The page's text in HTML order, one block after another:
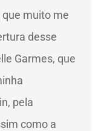
que muito me
desse
Garmes, que
pela
como a